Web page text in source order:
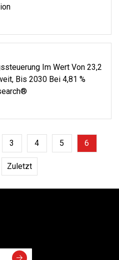
Im Wert Von 23,2
Bis 2030 Bei 4,81 %
3 4 5 6
Zuletzt